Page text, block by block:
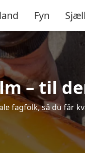
Fyn
– til
fagfolk, så du får